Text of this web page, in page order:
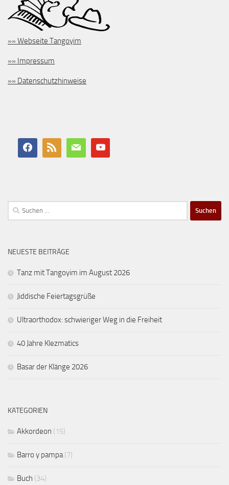
»» Webseite Tangoyim
»» Impressum
»» Datenschutzhinweise
Suchen
nach:
NEUESTE BEITRÄGE
Tanz mit Tangoyim im August 2026
Jiddische Feiertagsgrüße
Ultraorthodox: schwieriger Weg in die Freiheit
40 Jahre Klezmatics
Basar der Klänge 2026
KATEGORIEN
Akkordeon (15)
Barro y pampa(7)
Buch (34)